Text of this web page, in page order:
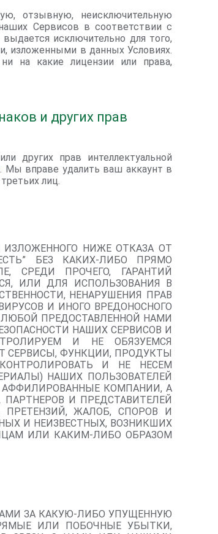
отзывную, неисключительную
Сервисов в соответствии с
исключительно для того,
изложенными в данных Условиях.
на какие лицензии или права,
и других прав
других прав интеллектуальной
. Мы вправе удалить ваш аккаунт в
лиц.
НИЖЕ ОТКАЗА ОТ
БЕЗ КАКИХ-ЛИБО ПРЯМО
СРЕДИ ПРОЧЕГО, ГАРАНТИЙ
ИЛИ ДЛЯ ИСПОЛЬЗОВАНИЯ В
НЕНАРУШЕНИЯ ПРАВ
И ИНОГО ВРЕДОНОСНОГО
ПРЕДОСТАВЛЕННОЙ НАМИ
НАШИХ СЕРВИСОВ И
И НЕ ОБЯЗУЕМСЯ
СЕРВИСЫ, ФУНКЦИИ, ПРОДУКТЫ
И НЕ НЕСЕМ
НАШИХ ПОЛЬЗОВАТЕЛЕЙ
АФФИЛИРОВАННЫЕ КОМПАНИИ, А
И ПРЕДСТАВИТЕЛЕЙ
ПРЕТЕНЗИЙ, ЖАЛОБ, СПОРОВ И
И НЕИЗВЕСТНЫХ, ВОЗНИКШИХ
ИЛИ КАКИМ-ЛИБО ОБРАЗОМ
ЗА КАКУЮ-ЛИБО УПУЩЕННУЮ
ИЛИ ПОБОЧНЫЕ УБЫТКИ,